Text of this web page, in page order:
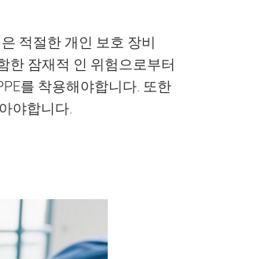
적절한 개인 보호 장비
한 잠재적 인 위험으로부터
를 착용해야합니다. 또한
야합니다.